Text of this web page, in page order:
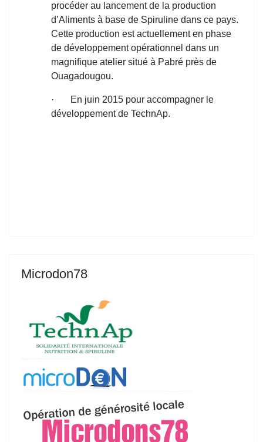
procéder au lancement de la production
d’Aliments à base de Spiruline dans ce pays.
Cette production est actuellement en phase
de développement opérationnel dans un
magnifique atelier situé à Pabré près de
Ouagadougou.
· En juin 2015 pour accompagner le
développement de TechnAp.
Microdon78